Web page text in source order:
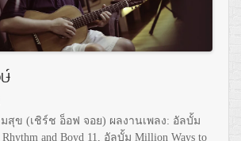
สุข (เชิร์ช อ็อฟ จอย) ผลงานเพลง: อัลบั้ม
Rhythm and Boyd 11, อัลบั้ม Million Ways to